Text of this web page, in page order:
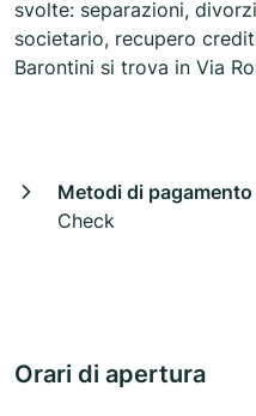
svolte: separazioni,
societario, recupero
Barontini si trova in Via
Metodi di pagamento
Check
Orari di apertura